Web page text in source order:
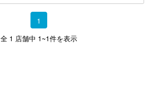
1
全 1 店舗中 1~1件を表示